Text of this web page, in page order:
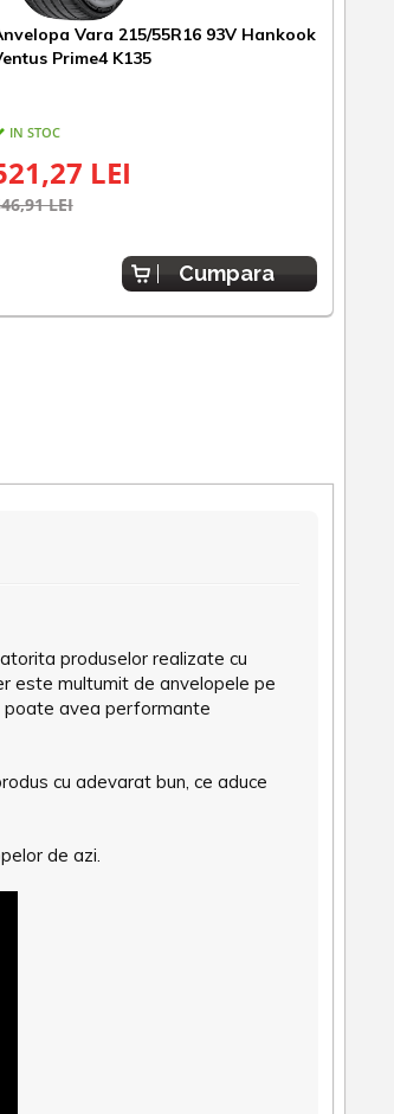
Vara 215/55R16 93V Hankook
Prime4 K135
IN STOC
LEI
LEI
Cumpara
produselor realizate cu
este multumit de anvelopele pe
poate avea performante
cu adevarat bun, ce aduce
de azi.